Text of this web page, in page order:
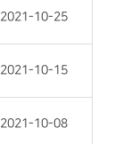
2021-10-25
2021-10-15
2021-10-08